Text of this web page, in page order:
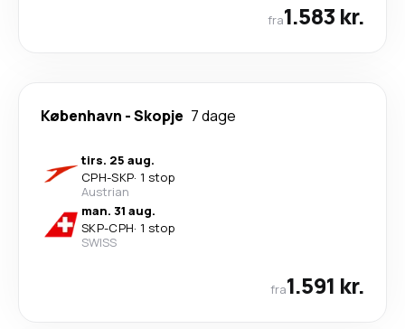
fra1.583 kr.
København -Skopje 7 dage
tirs. 25 aug.
CPH-SKP· 1 stop
Austrian
man. 31 aug.
SKP-CPH· 1 stop
SWISS
fra1.591 kr.